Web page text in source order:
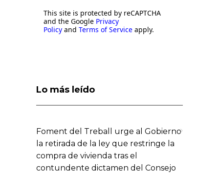
This site is protected by reCAPTCHA
and the Google Privacy
Policy and Terms of Service apply.
Lo más leído
Foment del Treball urge al Gobierno
la retirada de la ley que restringe la
compra de vivienda tras el
contundente dictamen del Consejo